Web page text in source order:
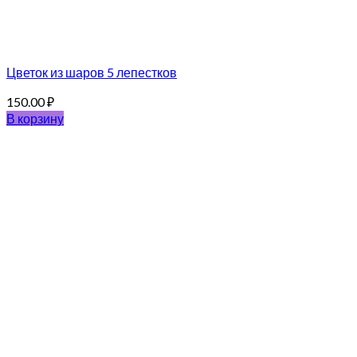
Цветок из шаров 5 лепестков
150.00₽
В корзину